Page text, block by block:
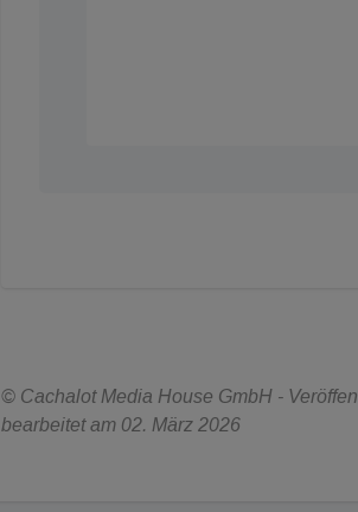
© Cachalot Media House GmbH -
bearbeitet am 02. März 2026